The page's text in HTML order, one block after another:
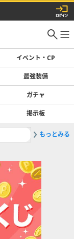
イベント・CP
最強装備
ガチャ
掲示板
2双子メ
もっとみる